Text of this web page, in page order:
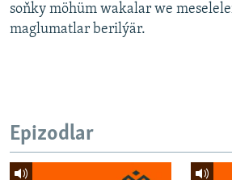
soňky möhüm wakalar we
maglumatlar berilýär.
Epizodlar